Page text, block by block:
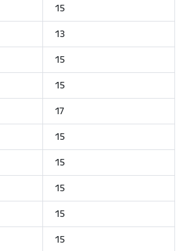
15
13
15
15
17
15
15
15
15
15